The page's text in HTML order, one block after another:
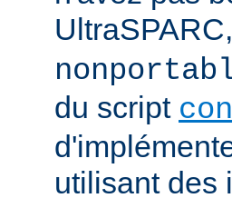
du script
utilisant des